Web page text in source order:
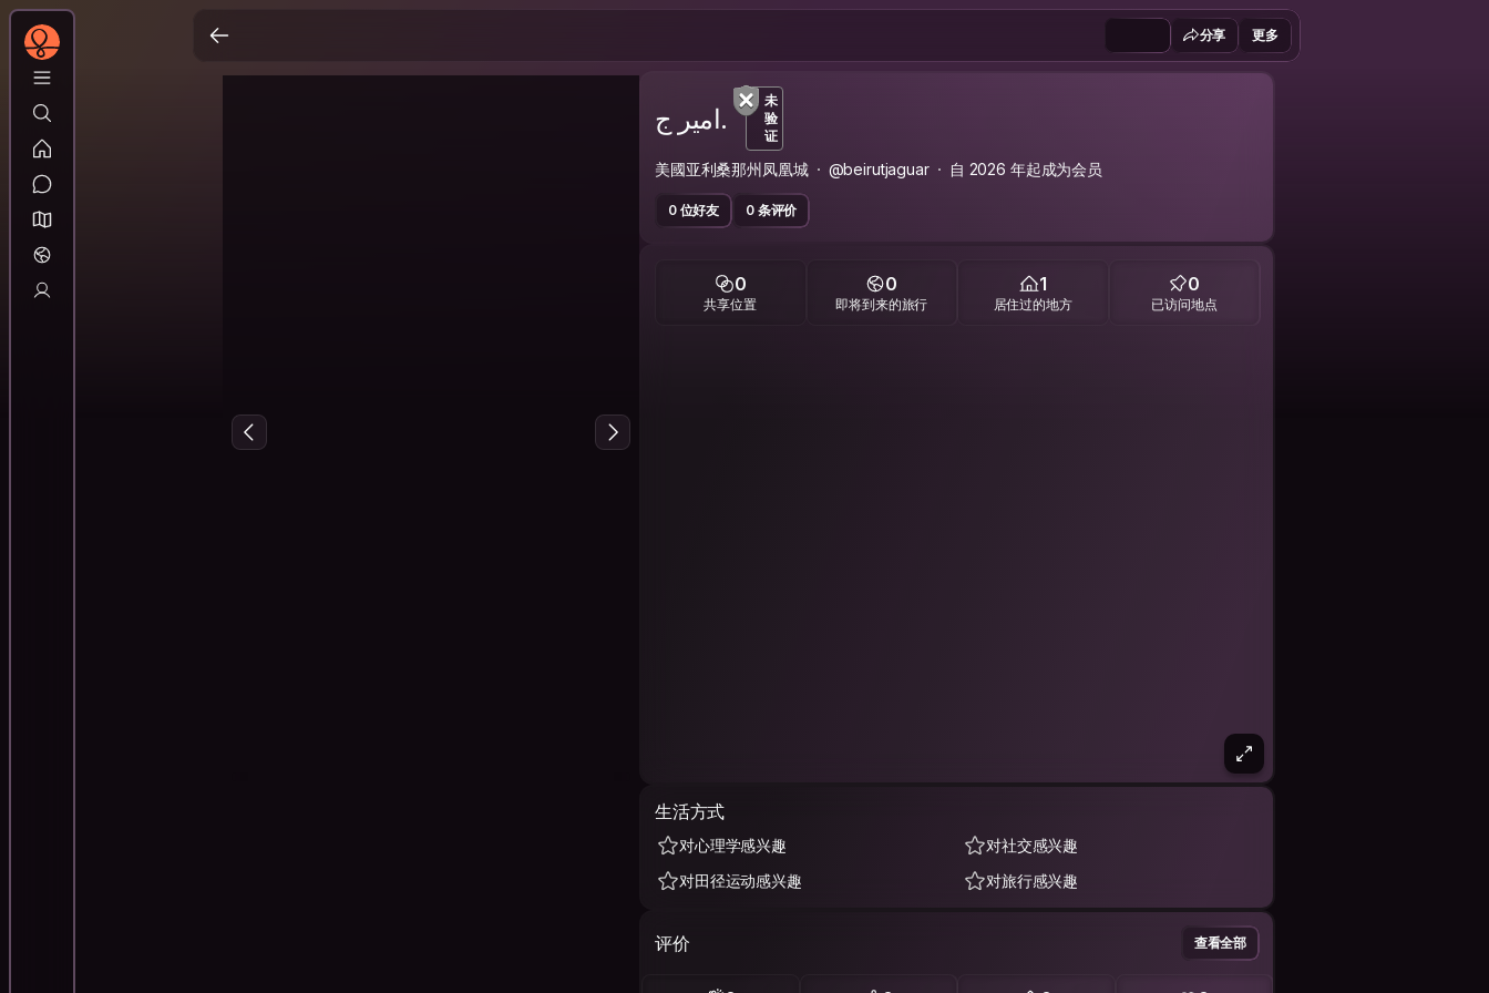
分享 更多
امیر ج.
未
验
证
美國亚利桑那州凤凰城 @beirutjaguar 自 2026 年起成为会员
0 位好友 0 条评价
0
共享位置
0
即将到来的旅行
1
居住过的地方
0
已访问地点
生活方式
对心理学感兴趣
对社交感兴趣
对田径运动感兴趣
对旅行感兴趣
评价 查看全部